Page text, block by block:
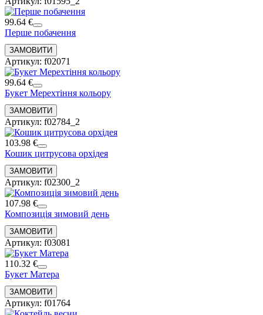
99.64 €
Перше побачення
Артикул: f02071
99.64 €
Букет Мерехтіння кольору
Артикул: f02784_2
103.98 €
Кошик цитрусова орхідея
Артикул: f02300_2
107.98 €
Композиція зимовий день
Артикул: f03081
110.32 €
Букет Матера
Артикул: f01764